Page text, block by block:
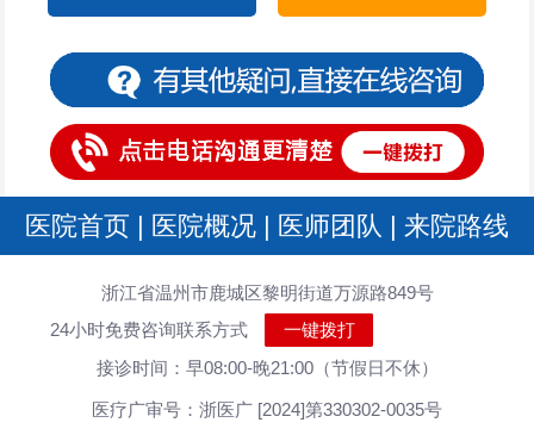
医院首页 | 医院概况 | 医师团队 | 来院路线
浙江省温州市鹿城区黎明街道万源路849号
24小时免费咨询联系方式
一键拨打
接诊时间：早08:00-晚21:00（节假日不休）
医疗广审号：浙医广 [2024]第330302-0035号